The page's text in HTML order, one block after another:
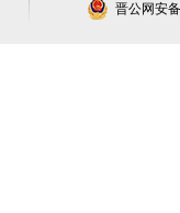
晋公网安